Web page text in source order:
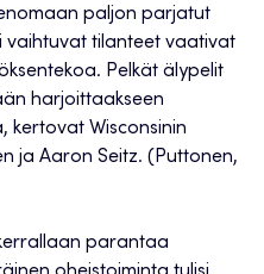
paljon parjatut
vaihtuvat tilanteet vaativat
Pelkät älypelit
harjoittaakseen
kertovat Wisconsinin
ja Aaron Seitz. (Puttonen,
parantaa